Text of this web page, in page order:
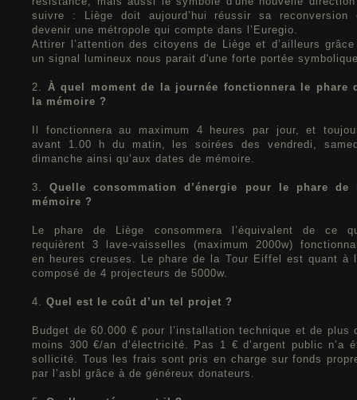
suivre : Liège doit aujourd’hui réussir sa reconversion
devenir une métropole qui compte dans l’Euregio.
Attirer l’attention des citoyens de Liège et d’ailleurs
un signal lumineux nous parait d'une forte portée
2. À quel moment de la journée fonctionnera le phare
la mémoire ?
Il fonctionnera au maximum 4 heures par jour, et
avant 1.00 h du matin, les soirées des vendredi,
dimanche ainsi qu’aux dates de mémoire.
3.Quelle consommation d’énergie pour le phare de
mémoire ?
Le phare de Liège consommera l’équivalent de ce
requièrent 3 lave-vaisselles (maximum 2000w)
en heures creuses. Le phare de la Tour Eiffel est quant à
composé de 4 projecteurs de 5000w.
4. Quel est le coût d’un tel projet ?
Budget de 60.000 € pour l’installation technique et de plus
moins 300 €/an d’électricité. Pas 1 € d’argent public n’a
sollicité. Tous les frais sont pris en charge sur fonds
par l’asbl grâce à de généreux donateurs.